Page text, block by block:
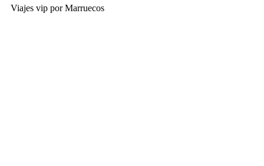
Viajes vip por Marruecos